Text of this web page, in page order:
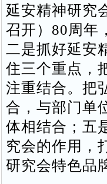
延安精神研究
召开）80周年
二是抓好延安
住三个重点，
注重结合。把
合，与部门单
体相结合；五
究会的作用，
研究会特色品